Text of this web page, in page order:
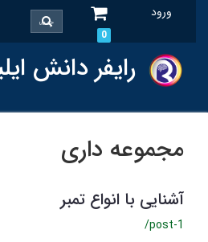
ورود
رایفر دانش ایلیا
مجموعه داری
آشنایی با انواع تمبر
/post-1